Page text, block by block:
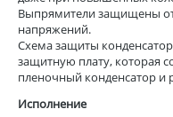
Выпрямители защищены
напряжений.
Схема защиты
защитную плату, которая
пленочный конденсатор и
Исполнение